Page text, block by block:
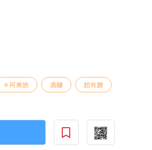
＃阿美族 酒釀 超有趣